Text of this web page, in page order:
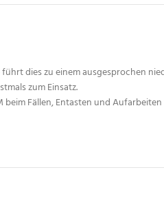
dies zu einem ausgesprochen
zum Einsatz.
Fällen, Entasten und